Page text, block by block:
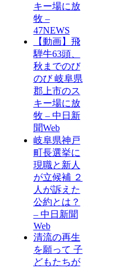
キー場に放
牧 –
47NEWS
【動画】飛
騨牛63頭、
秋までのび
のび 岐阜県
郡上市のス
キー場に放
牧 – 中日新
聞Web
岐阜県神戸
町長選挙に
現職と新人
が立候補 ２
人が訴えた
公約とは？
– 中日新聞
Web
清流の再生
を願って 子
どもたちが